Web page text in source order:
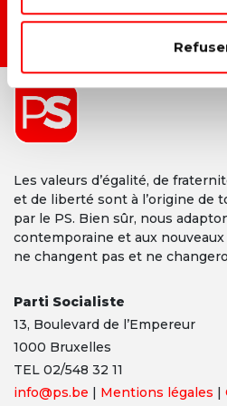
Les valeurs d’égalité, de
et de liberté sont à l’origine de
par le PS. Bien sûr, nous
contemporaine et aux
ne changent pas et ne
Parti Socialiste
13, Boulevard de l’Empereur
1000 Bruxelles
TEL 02/548 32 11
info@ps.be | Mentions légales |
DEVENIR MEMBRE →